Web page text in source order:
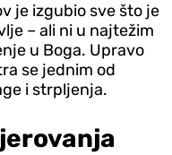
je izgubio sve što je
– ali ni u najtežim
u Boga. Upravo
se jednim od
i strpljenja.